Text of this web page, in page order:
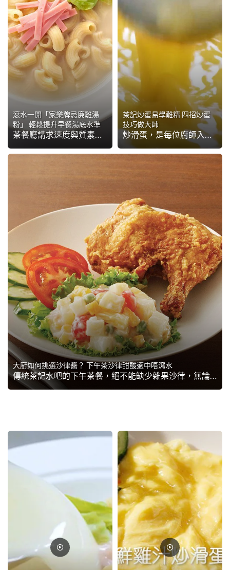
滾水一開「家樂牌忌廉雞湯
粉」 輕鬆提升早餐湯底水準
茶餐廳講求速度與質素並行，輕鬆提升早餐湯底的全新方法已經出現，師傅們是時候改革備湯方法，有效為茶餐廳開源節流！
茶記炒蛋易學難精 四招炒蛋
技巧做大師
炒滑蛋，是每位廚師入行必經的「惡夢」，亦是見證經驗與才華的黃金技藝。這種易學難精的入門級技術，由茶記冰室、文青咖啡店、到高級中、西、日餐廳都派上用場，而且越來越受重視。這次讓我們分享四大炒蛋技巧，廚師們請把這四招好好袋穩，再多加練習，有望成為一代炒蛋王！
大廚如何挑選沙律醬？ 下午茶沙律甜酸適中唔瀉水
傳統茶記水吧的下午茶餐，絕不能缺少雜果沙律，無論是併雞脾、炸豬扒、或是公司治，都必然榜上有名。食客口味要求高，沙律出品亦會影響顧客會否再來光顧。但餐廳該如何挑選沙律醬？本篇彙整食客心聲與水吧痛點，教大廚檢視沙律醬應用方式，尋找最推介沙律醬，挑選最佳沙律醬...